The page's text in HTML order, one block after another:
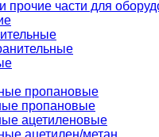
прочие части для
пропановые
пропановые
ацетиленовые
ацетилен/метан